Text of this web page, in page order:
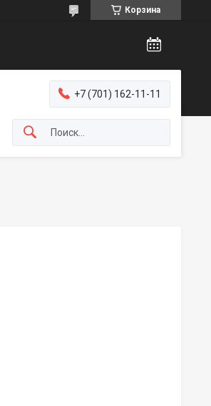
Корзина
+7 (701) 162-11-11